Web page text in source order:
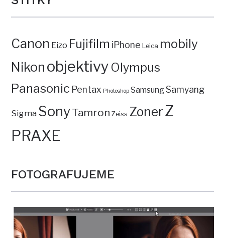
Canon Eizo Fujifilm iPhone Leica mobily
Nikon objektivy Olympus
Panasonic Pentax Photoshop SamsungSamyang
Sigma SonyTamron Zeiss ZonerZ
PRAXE
FOTOGRAFUJEME